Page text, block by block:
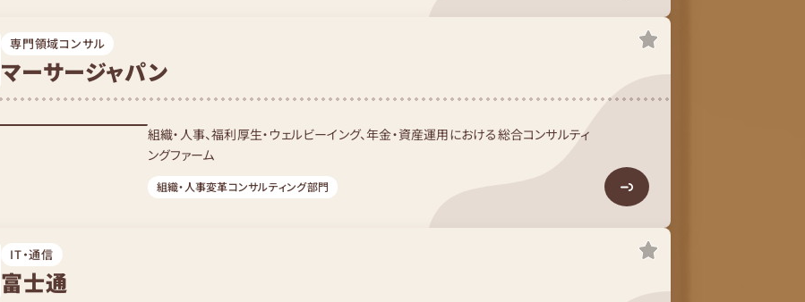
専門領域コンサル
マーサージャパン
組織・人事、福利厚生・ウェルビーイング、年金・資産運用における総合コンサルティ
ングファーム
組織・人事変革コンサルティング部門
IT・通信
富士通